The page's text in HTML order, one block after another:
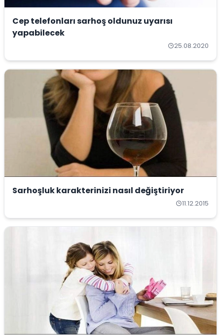
Cep telefonları sarhoş oldunuz uyarısı
yapabilecek
25.08.2020
Sarhoşluk karakterinizi nasıl değiştiriyor
11.12.2015